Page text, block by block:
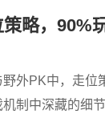
略，90%
外PK中，走位
制中深藏的细